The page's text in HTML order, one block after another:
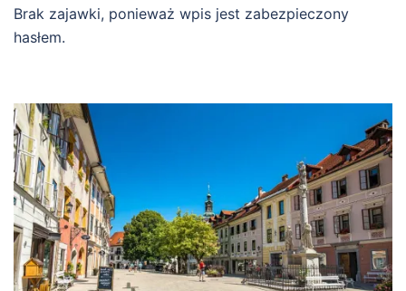
Brak zajawki, ponieważ wpis jest zabezpieczony
hasłem.